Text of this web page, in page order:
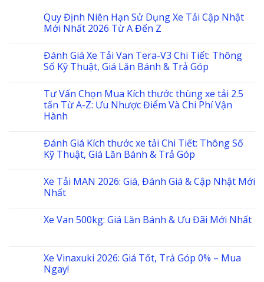
Quy Định Niên Hạn Sử Dụng Xe Tải Cập Nhật
Mới Nhất 2026 Từ A Đến Z
Đánh Giá Xe Tải Van Tera-V3 Chi Tiết: Thông
Số Kỹ Thuật, Giá Lăn Bánh & Trả Góp
Tư Vấn Chọn Mua Kích thước thùng xe tải 2.5
tấn Từ A-Z: Ưu Nhược Điểm Và Chi Phí Vận
Hành
Đánh Giá Kích thước xe tải Chi Tiết: Thông Số
Kỹ Thuật, Giá Lăn Bánh & Trả Góp
Xe Tải MAN 2026: Giá, Đánh Giá & Cập Nhật Mới
Nhất
Xe Van 500kg: Giá Lăn Bánh & Ưu Đãi Mới Nhất
Xe Vinaxuki 2026: Giá Tốt, Trả Góp 0% – Mua
Ngay!